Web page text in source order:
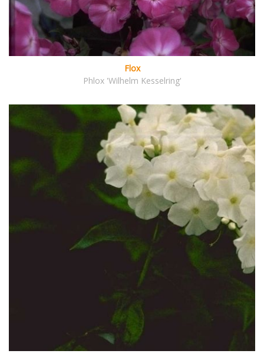
Flox
Phlox 'Wilhelm Kesselring'